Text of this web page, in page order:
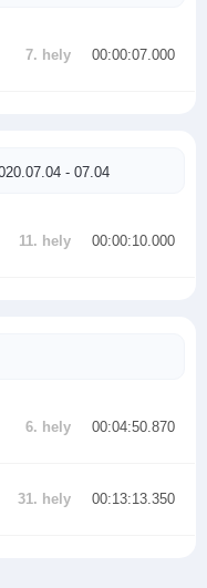
7. hely 00:00:07.000
- 07.04
11. hely 00:00:10.000
6. hely 00:04:50.870
31. hely 00:13:13.350